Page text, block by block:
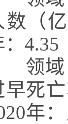
数（
：
域
早死
年